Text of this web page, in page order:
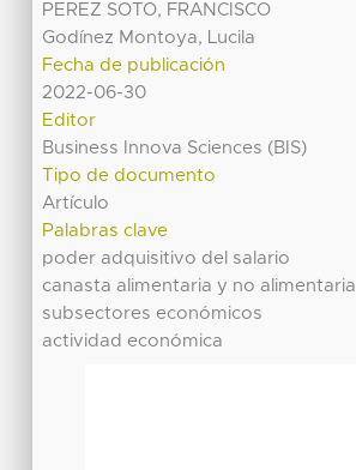
PEREZ SOTO, FRANCISCO
Godínez Montoya, Lucila
Fecha de publicación
2022-06-30
Editor
Business Innova Sciences (BIS)
Tipo de documento
Artículo
Palabras clave
poder adquisitivo del salario
canasta alimentaria y no alimentaria
subsectores económicos
actividad económica